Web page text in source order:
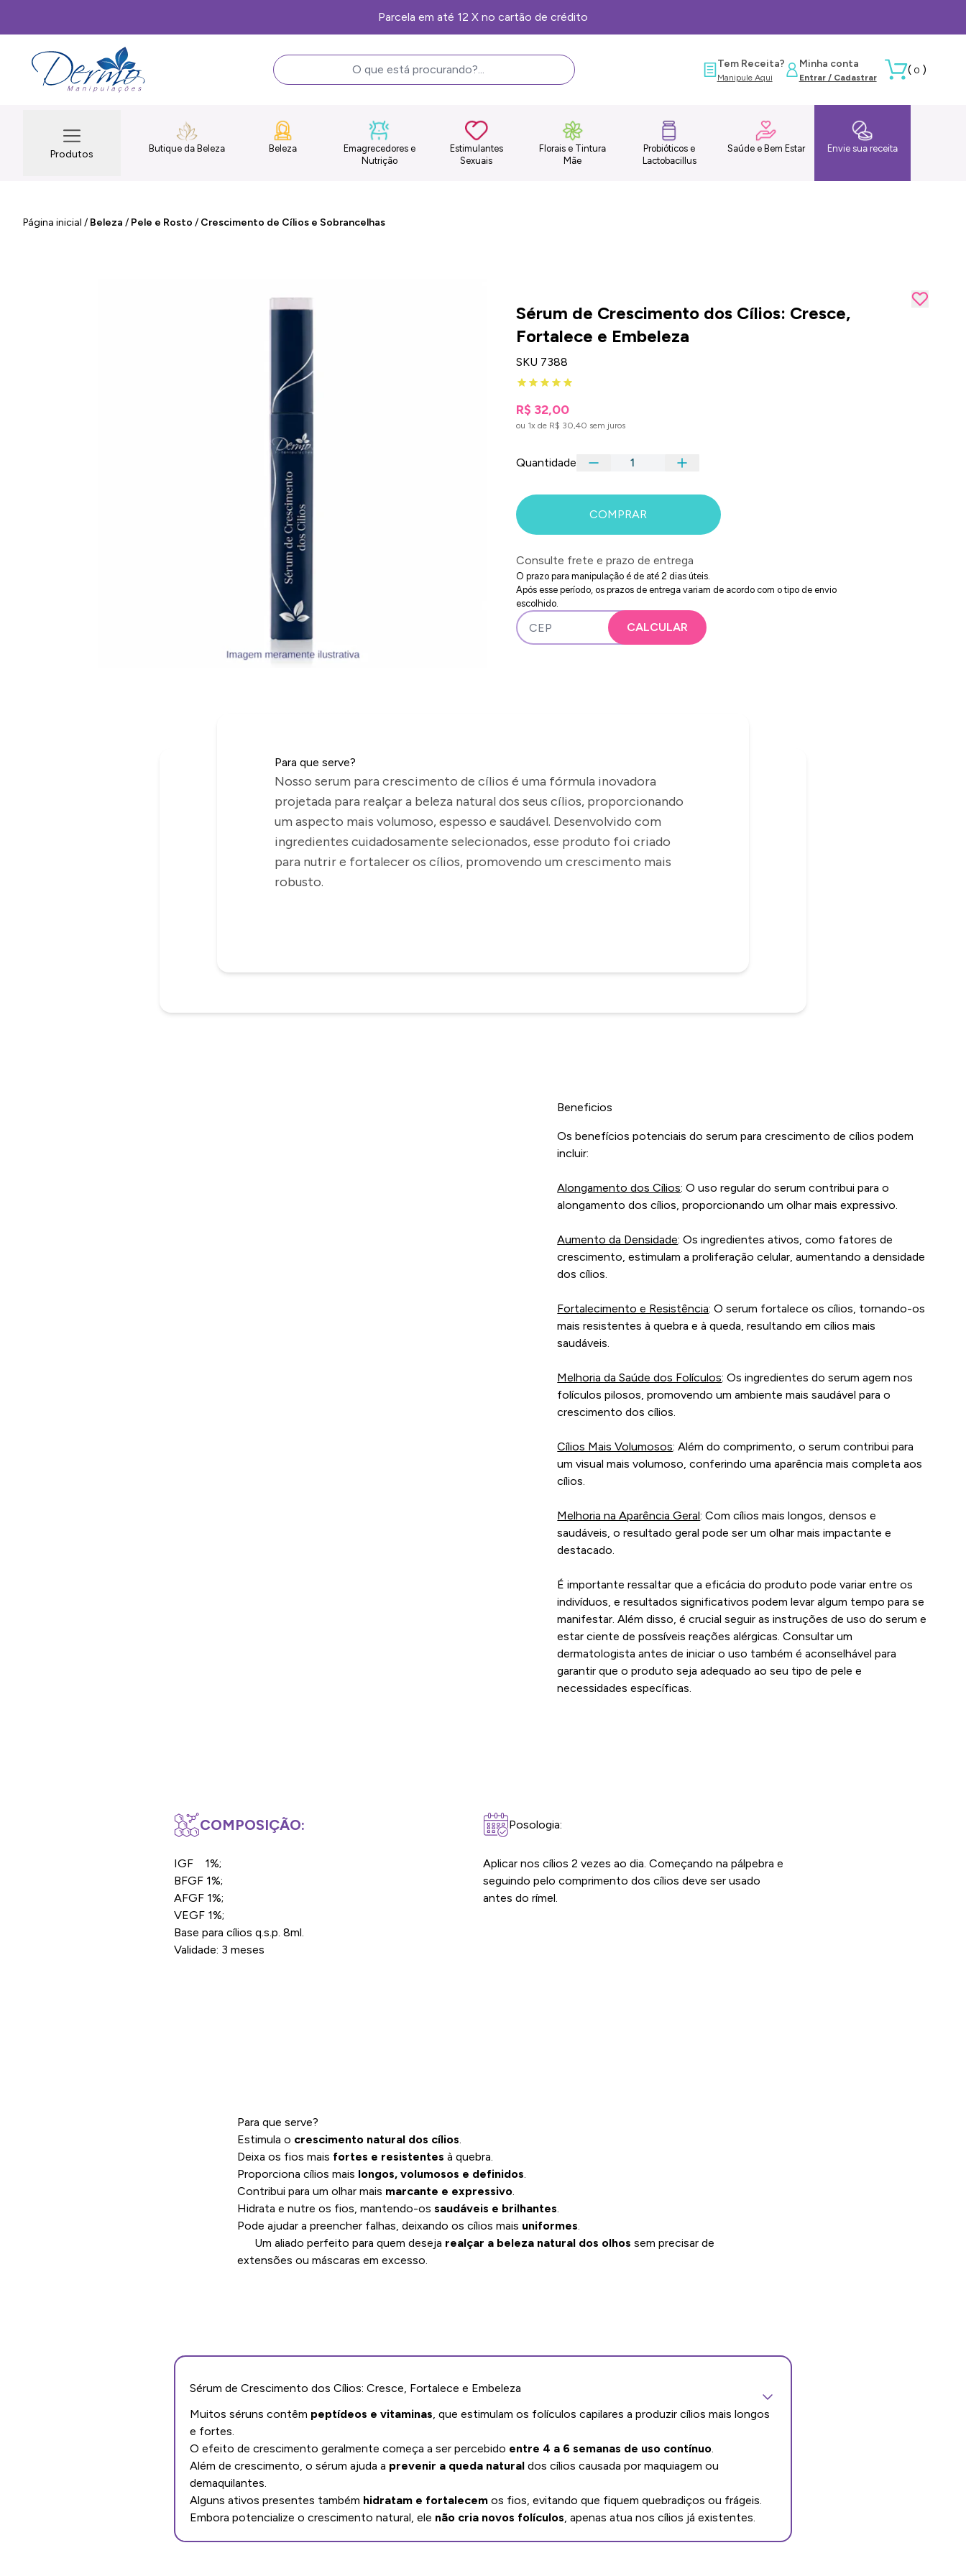
Frete Grátis, consulte as condições
Minha conta
Entrar / Cadastrar
Tem Receita?
Manipule Aqui
( 0 )
Produtos Butique da Beleza Beleza
Emagrecedores e
Nutrição
Estimulantes
Sexuais
Florais e Tintura
Mãe
Probióticos e
Lactobacillus
Saúde e Bem Estar Envie sua receita
Página inicial / Beleza / Pele e Rosto / Crescimento de Cílios e Sobrancelhas
Sérum de Crescimento dos Cílios: Cresce,
Fortalece e Embeleza
SKU 7388
R$ 32,00
ou 1x de R$ 30,40 sem juros
Quantidade
COMPRAR
Consulte frete e prazo de entrega
O prazo para manipulação é de até 2 dias úteis.
Após esse período, os prazos de entrega variam de acordo com o tipo de envio
escolhido.
INFORMAÇÕES
Para que serve?
Nosso serum para crescimento de cílios é uma fórmula inovadora
projetada para realçar a beleza natural dos seus cílios, proporcionando
um aspecto mais volumoso, espesso e saudável. Desenvolvido com
ingredientes cuidadosamente selecionados, esse produto foi criado
para nutrir e fortalecer os cílios, promovendo um crescimento mais
robusto.
Beneficios
Os benefícios potenciais do serum para crescimento de cílios podem
incluir:
Alongamento dos Cílios: O uso regular do serum contribui para o
alongamento dos cílios, proporcionando um olhar mais expressivo.
Aumento da Densidade: Os ingredientes ativos, como fatores de
crescimento, estimulam a proliferação celular, aumentando a densidade
dos cílios.
Fortalecimento e Resistência: O serum fortalece os cílios, tornando-os
mais resistentes à quebra e à queda, resultando em cílios mais
saudáveis.
Melhoria da Saúde dos Folículos: Os ingredientes do serum agem nos
folículos pilosos, promovendo um ambiente mais saudável para o
crescimento dos cílios.
Cílios Mais Volumosos: Além do comprimento, o serum contribui para
um visual mais volumoso, conferindo uma aparência mais completa aos
cílios.
Melhoria na Aparência Geral: Com cílios mais longos, densos e
saudáveis, o resultado geral pode ser um olhar mais impactante e
destacado.
É importante ressaltar que a eficácia do produto pode variar entre os
indivíduos, e resultados significativos podem levar algum tempo para se
manifestar. Além disso, é crucial seguir as instruções de uso do serum e
estar ciente de possíveis reações alérgicas. Consultar um
dermatologista antes de iniciar o uso também é aconselhável para
garantir que o produto seja adequado ao seu tipo de pele e
necessidades específicas.
COMPOSIÇÃO:
IGF 1%;
BFGF 1%;
AFGF 1%;
VEGF 1%;
Base para cílios q.s.p. 8ml.
Validade: 3 meses
Posologia:
Aplicar nos cílios 2 vezes ao dia. Começando na pálpebra e
seguindo pelo comprimento dos cílios deve ser usado
antes do rímel.
Para que serve?
Estimula o crescimento natural dos cílios.
Deixa os fios mais fortes e resistentes à quebra.
Proporciona cílios mais longos, volumosos e definidos.
Contribui para um olhar mais marcante e expressivo.
Hidrata e nutre os fios, mantendo-os saudáveis e brilhantes.
Pode ajudar a preencher falhas, deixando os cílios mais uniformes.
Um aliado perfeito para quem deseja realçar a beleza natural dos olhos sem precisar de
extensões ou máscaras em excesso.
Sérum de Crescimento dos Cílios: Cresce, Fortalece e Embeleza
Muitos séruns contêm peptídeos e vitaminas, que estimulam os folículos capilares a produzir cílios mais longos
e fortes.
O efeito de crescimento geralmente começa a ser percebido entre 4 a 6 semanas de uso contínuo.
Além de crescimento, o sérum ajuda a prevenir a queda natural dos cílios causada por maquiagem ou
demaquilantes.
Alguns ativos presentes também hidratam e fortalecem os fios, evitando que fiquem quebradiços ou frágeis.
Embora potencialize o crescimento natural, ele não cria novos folículos, apenas atua nos cílios já existentes.